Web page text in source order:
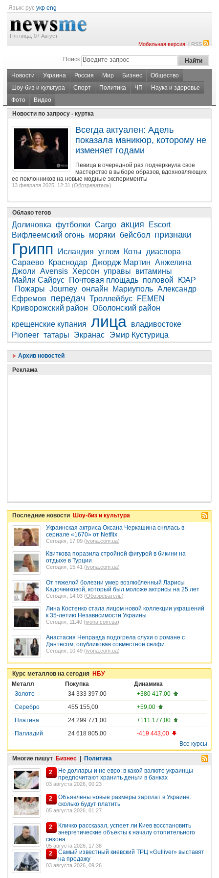
Язык: рус укр eng
Пятница, 07 Август
Мобильная версия|RSS
Поиск
Новости Украина Россия Мир Бизнес
Общество
Шоу-биз и культура
Спорт Политика ЧП
Наука и здоровье
Фото
Видео
Новости по запросу - куртка
Всегда актуален: Адель
показала маникюр, которому не
изменяет годами
Певица в очередной раз подчеркнула свое
мастерство в выборе образов, вдохновляющих
ее поклонников на новые модные эксперименты
13 февраля 2025, 12:31 (Обозреватель)
Облако тегов
Долиновка футболки Cargo акция
Escort
Вифлеемский огонь моряки бейсбол признаки
Грипп Исландия углом Коты
диаспора
Сараево
Краснодар Джордж Мартин Анжелина
Джоли Avensis Херсон управы
витамины
Майли Сайрус
Почтовая площадь половой
ЮАР
Пожары Journey онлайн Мариуполь Александр
Ефремов
передач Троллейбус
FEMEN
Криворожский район Оболонский район
крещенские купания лица владивостоке
Pioneer татары Экранас Эмир Кустурица
Архив новостей
Реклама
Последние новости Шоу-биз и культура
Украинская актриса Оксана Черкашина снялась в
сериале «1670» от Netflix
Сегодня, 17:09 (ivona.com.ua)
Квиткова поразила стройной фигурой в бикини на
отдыхе в Турции
Сегодня, 15:41 (ivona.com.ua)
От тяжелой болезни умер возлюбленный Ларисы
Кадочниковой, который был моложе актрисы на 25 лет
Сегодня, 14:03 (Обозреватель)
Лина Костенко стала лицом новой коллекции украшений
к 35-летию Независимости Украины
Сегодня, 11:40 (ivona.com.ua)
Анастасия Неправда подогрела слухи о романе с
Дантесом, опубликовав совместное селфи
Сегодня, 10:49 (ivona.com.ua)
Курс металлов на сегодня НБУ
Металл
Покупка
Динамика
Золото
34 333 397,00
+380 417,00
Серебро
455 155,00
+59,00
Платина
24 299 771,00
+111 177,00
Палладий
24 618 805,00
-419 443,00
Все курсы
Многие пишут Бизнес
Политика
2
Не доллары и не евро: в какой валюте украинцы
предпочитают хранить деньги в банках
03 августа 2026, 00:23
2
Объявлены новые размеры зарплат в Украине:
сколько будут платить
05 августа 2026, 01:27
2
Кличко рассказал, успеет ли Киев восстановить
энергетические объекты к началу отопительного
сезона
05 августа 2026, 17:38
2
Самый известный киевский ТРЦ «Gulliver» выставят
на продажу
03 августа 2026, 09:26